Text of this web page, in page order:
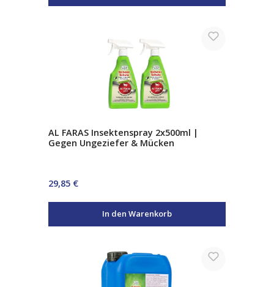
AL FARAS Insektenspray 2x500ml |
Gegen Ungeziefer & Mücken
Regulärer Preis:
29,85 €
In den Warenkorb